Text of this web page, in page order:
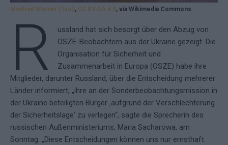
Manfred Werner (Tsui), CC BY-SA 4.0, via Wikimedia Commons
R
ussland hat sich besorgt über den Abzug von
OSZE-Beobachtern aus der Ukraine gezeigt. Die
Organisation für Sicherheit und
Zusammenarbeit in Europa (OSZE) habe ihre
Mitglieder, darunter Russland, über die Entscheidung mehrerer
Länder informiert, „ihre an der Sonderbeobachtungsmission in
der Ukraine beteiligten Bürger ‚aufgrund der Verschlechterung
der Sicherheitslage‘ zu verlegen“, sagte die Sprecherin des
russischen Außenministeriums, Maria Sacharowa, am
Sonntag. „Diese Entscheidungen können uns nur ernsthaft